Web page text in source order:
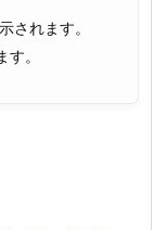
されます。
。